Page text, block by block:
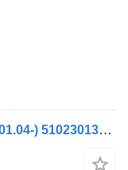
Volant moteur MAN Lions City A78 (01.04-) 51023013278 pour MAN Lion's bus (1991-)